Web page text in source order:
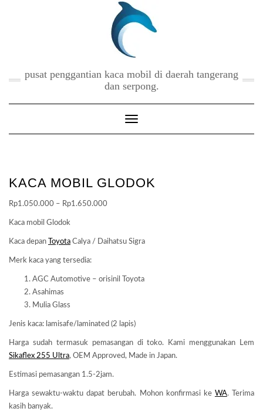
pusat penggantian kaca mobil di daerah tangerang
dan serpong.
Toggle Navigation
KACA MOBIL GLODOK
Rp1.050.000 – Rp1.650.000
through
Kaca mobil Glodok
Kaca depan Toyota Calya / Daihatsu Sigra
Merk kaca yang tersedia:
AGC Automotive – orisinil Toyota
Asahimas
Mulia Glass
Jenis kaca: lamisafe/laminated (2 lapis)
Harga sudah termasuk pemasangan di toko. Kami menggunakan Lem
Sikaflex 255 Ultra, OEM Approved, Made in Japan.
Estimasi pemasangan 1.5-2jam.
Harga sewaktu-waktu dapat berubah. Mohon konfirmasi ke WA. Terima
kasih banyak.